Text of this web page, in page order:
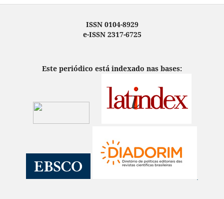
ISSN 0104-8929
e-ISSN 2317-6725
Este periódico está indexado nas bases: